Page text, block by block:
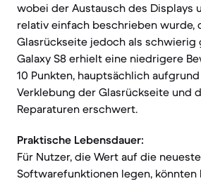
wobei der Austausch des Displays
relativ einfach beschrieben wurde,
Glasrückseite jedoch als schwierig
Galaxy S8 erhielt eine niedrigere
10 Punkten, hauptsächlich
Verklebung der Glasrückseite und
Reparaturen erschwert.
Praktische Lebensdauer:
Für Nutzer, die Wert auf die
Softwarefunktionen legen, könnten